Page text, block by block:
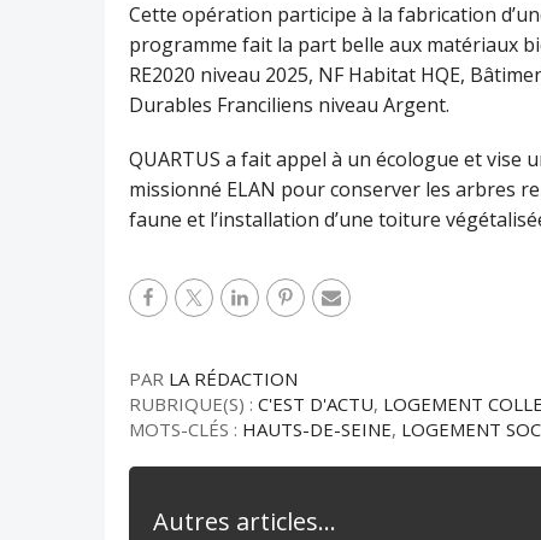
Cette opération participe à la fabrication
programme fait la part belle aux matériaux
RE2020 niveau 2025, NF Habitat HQE,
Durables Franciliens niveau Argent.
QUARTUS a fait appel à un écologue et vise
missionné ELAN pour conserver les arbres
faune et l’installation d’une toiture
PAR LA RÉDACTION
RUBRIQUE(S) : C'EST D'ACTU, LOGEMENT
MOTS-CLÉS : HAUTS-DE-SEINE, LOGEMENT
Autres articles...